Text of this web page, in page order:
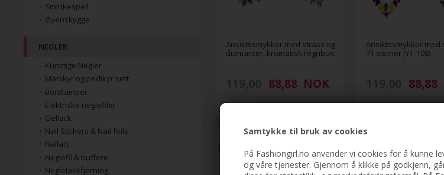
Samtykke til bruk av cookies
På Fashiongirl.no anvender vi cookies for å kunne
og våre tjenester. Gjennom å klikke på godkjenn,
Ansiktssmykker med strass og
diamanter, kromatisk regnbue
88,88 NOK
Ansiktssmykker med
71 steiner (YT-108)
88,88
Sminkespeil
Øyenskygge
NEGLER
Kunstige Negler
Manikyr og pedikyr sett
Bordlamper
Elektriske neglefiler
Gellack
Nail Stickers & Nail foils
Nailart
Neglefil & buffere
Neglelakkfjerning